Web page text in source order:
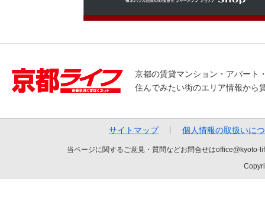
京都の賃貸マンション・アパート
住んでみたい街のエリア情報から
サイトマップ 個人情報の取扱いに
当ページに関するご意見・質問などお問合せは